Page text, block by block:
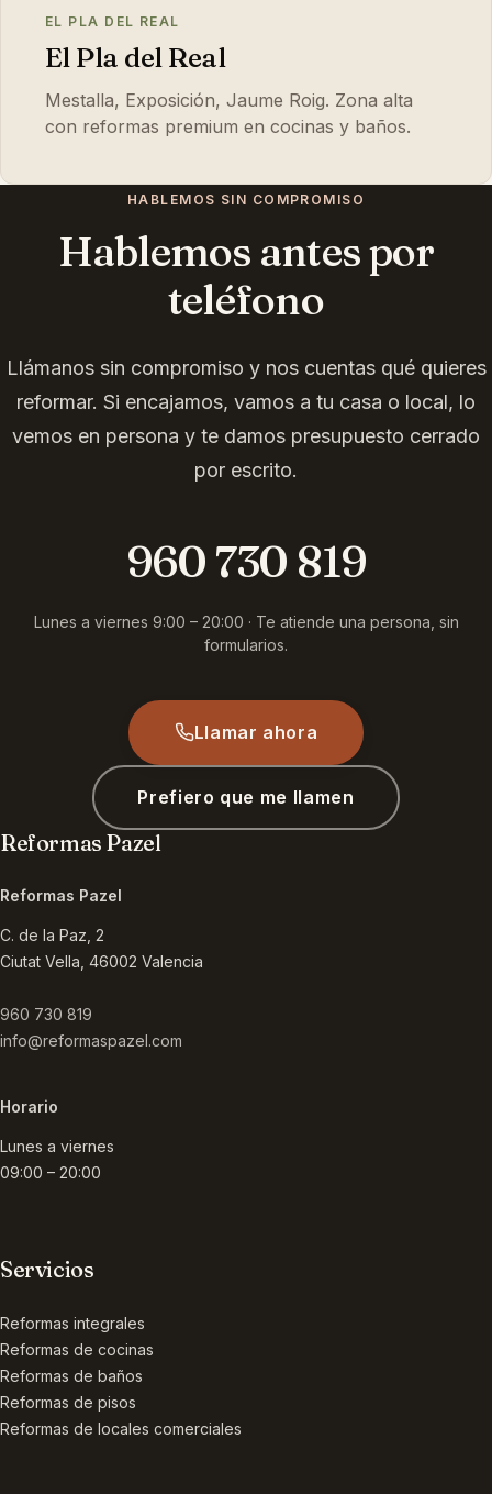
EL PLA DEL REAL
El Pla del Real
Mestalla, Exposición, Jaume Roig. Zona alta
con reformas premium en cocinas y baños.
HABLEMOS SIN COMPROMISO
Hablemos antes por
teléfono
Llámanos sin compromiso y nos cuentas qué quieres
reformar. Si encajamos, vamos a tu casa o local, lo
vemos en persona y te damos presupuesto cerrado
por escrito.
960 730 819
Lunes a viernes 9:00 – 20:00 · Te atiende una persona, sin
formularios.
Llamar ahora
Prefiero que me llamen
Reformas Pazel
Reformas Pazel
C. de la Paz, 2
Ciutat Vella 46002 Valencia
960 730 819
info@reformaspazel.com
Horario
Lunes a viernes
09:00 – 20:00
Servicios
Reformas integrales
Reformas de cocinas
Reformas de baños
Reformas de pisos
Reformas de locales comerciales